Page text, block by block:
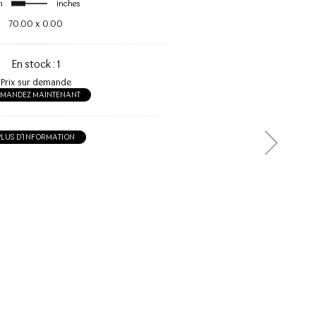
inches
70.00 x 0.00
En stock : 1
Prix sur demande
MAINTENANT
D'INFORMATION